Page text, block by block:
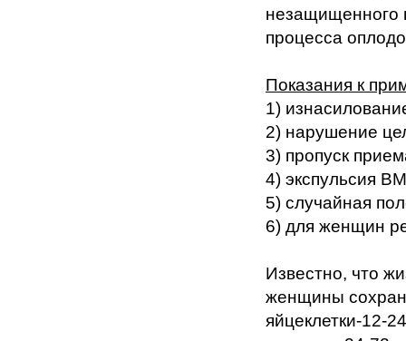
незащищенного
процесса
Показания к
1)
2) нарушение
3) пропуск
4) экспульсия
5) случайная
6) для женщин
Известно, что
женщины
яйцеклетки-12-